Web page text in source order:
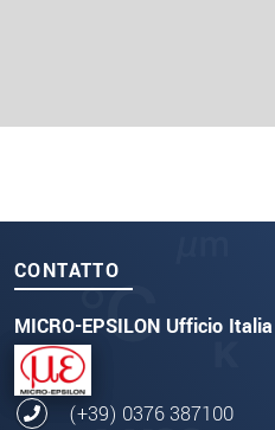
CONTATTO
MICRO-EPSILON Ufficio Italia
(+39) 0376 387100